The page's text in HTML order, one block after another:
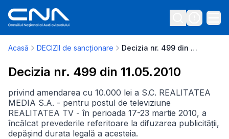
Acasă DECIZII de sancționare Decizia nr. 499 din 11.05.2010
Decizia nr. 499 din 11.05.2010
privind amendarea cu 10.000 lei a S.C. REALITATEA
MEDIA S.A. - pentru postul de televiziune
REALITATEA TV - în perioada 17-23 martie 2010, a
încălcat prevederile referitoare la difuzarea publicității,
depășind durata legală a acesteia.